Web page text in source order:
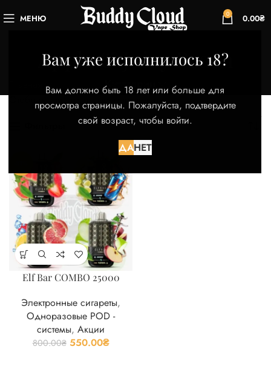
Вам уже исполнилось 18?
Вам должно быть 18 лет или больше для
просмотра страницы. Пожалуйста, подтвердите
свой возраст, чтобы войти.
ДАНЕТ
МЕНЮ 0 0.00₴
Apple & Juicy Peach
Категории
Товар Вкус
Apple & Juicy Peach
Отображение единственного товара
Elf Bar COMBO 25000
Электронные сигареты,
Одноразовые POD -
системы, Акции
800.00₴ 550.00₴